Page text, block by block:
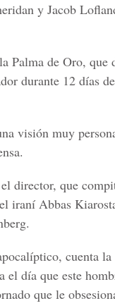
y Jacob
Palma de Oro, que
durante 12 días
visión muy
director, que
iraní Abbas
cuenta
día que este
que le